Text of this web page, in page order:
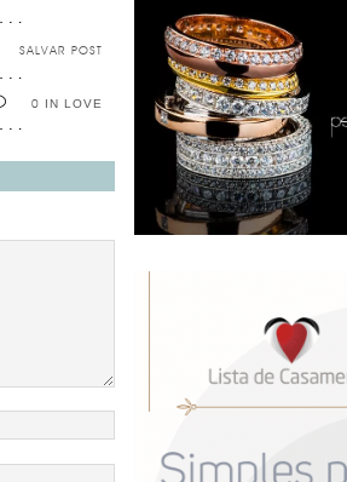
SALVAR POST
0 IN LOVE